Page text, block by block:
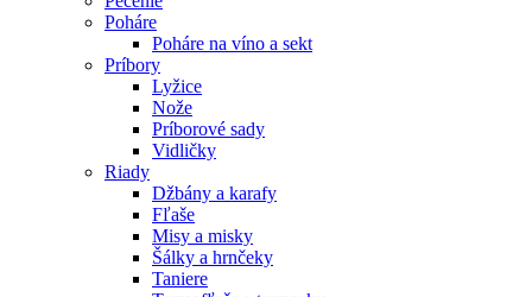
Poháre
Poháre na víno a sekt
Príbory
Lyžice
Nože
Príborové sady
Vidličky
Riady
Džbány a karafy
Fľaše
Misy a misky
Šálky a hrnčeky
Taniere